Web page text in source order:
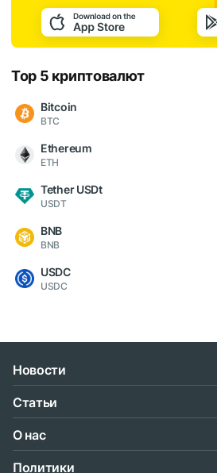
Top 5 криптовалют
Bitcoin
BTC
Ethereum
ETH
Tether USDt
USDT
BNB
BNB
USDC
USDC
Новости
Статьи
О нас
Политики